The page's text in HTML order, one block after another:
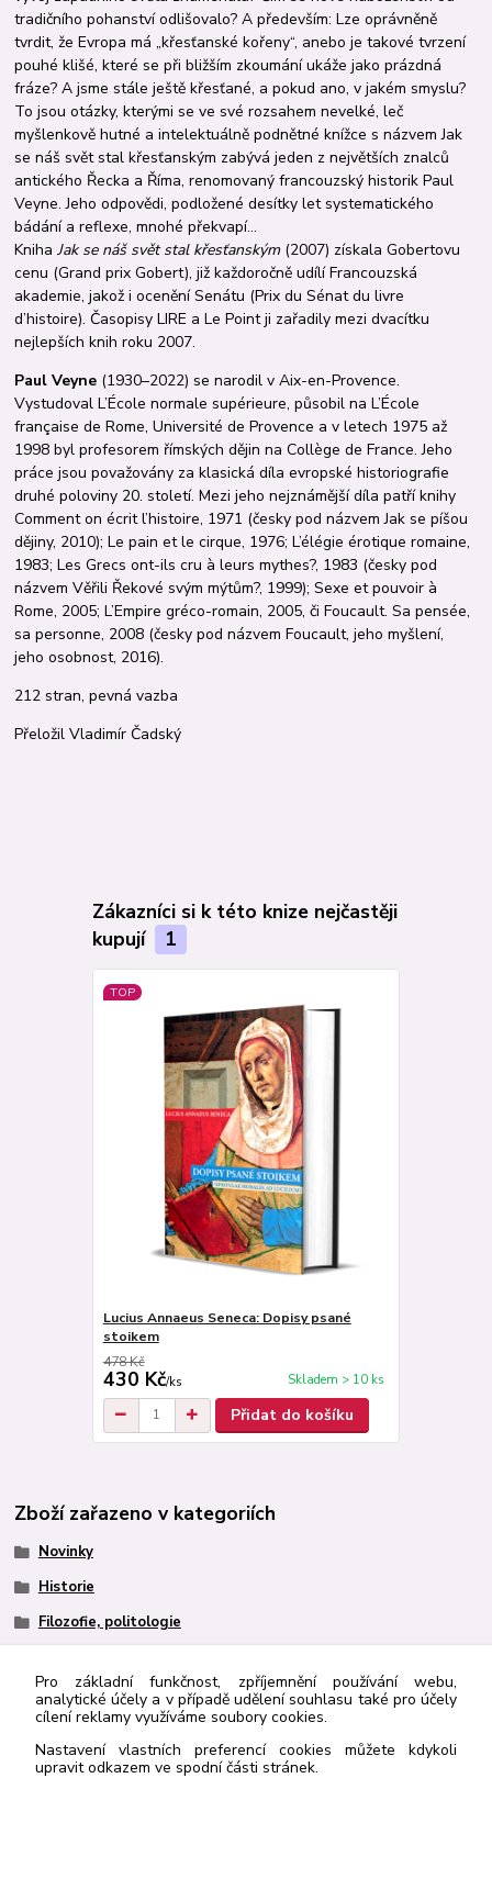
tradičního pohanství odlišovalo? A především: Lze opráv­něně
tvrdit, že Evropa má „křesťanské kořeny“, anebo je takové tvrzení
pou­hé klišé, které se při bližším zkoumání ukáže jako prázdná
fráze? A jsme stále ještě křesťané, a po­kud ano, v jakém smyslu?
To jsou otázky, kterými se ve své rozsahem nevelké, leč
myšlenkově hutné a intelektuálně podnětné knížce s názvem Jak
se náš svět stal křesťanským zabývá jeden z největších znalců
antického Řecka a Říma, renomovaný francouzský historik Paul
Veyne. Jeho odpovědi, podložené desítky let systematického
bádání a reflexe, mnohé překvapí…
KnihaJak se náš svět stal křesťanským(2007) získala Gobertovu
cenu (Grand prix Gobert), již každoročně udílí Francouzská
akademie, jakož i ocenění Senátu (Prix du Sénat du livre
d’histoire). Časopisy LIRE a Le Point ji zařadily mezi dvacítku
nejlepších knih roku 2007.
Paul Veyne (1930–2022) se narodil v Aix-en-Provence.
Vystudoval L’École normale supérieure, působil na L’École
française de Rome, Université de Provence a v letech 1975 až
1998 byl profesorem římských dějin na Collège de France. Jeho
práce jsou považovány za klasická díla evropské historiografie
druhé poloviny 20. století. Mezi jeho nejznámější díla patří knihy
Comment on écrit l’histoire, 1971 (česky pod názvem Jak se píšou
dějiny, 2010); Le pain et le cirque, 1976; L’élégie érotique romaine,
1983; Les Grecs ont-ils cru à leurs mythes?, 1983 (česky pod
názvem Věřili Řekové svým mýtům?, 1999); Sexe et pouvoir à
Rome, 2005; L’Empire gréco-romain, 2005, či Foucault. Sa pensée,
sa personne, 2008 (česky pod názvem Foucault, jeho myšlení,
jeho osobnost, 2016).
212 stran, pevná vazba
Přeložil Vladimír Čadský
Zákazníci si k této knize nejčastěji
kupují
1
TOP
Lucius Annaeus Seneca: Dopisy psané
stoikem
478 Kč
430 Kč/ks Skladem > 10 ks
Přidat do košíku
Zboží zařazeno v kategoriích
Novinky
Historie
Filozofie, politologie
http://navrcholu.cz/Statistika/98205/
Pro základní funkčnost, zpříjemnění používání webu,
analytické účely a v případě udělení souhlasu také pro účely
cílení reklamy využíváme soubory cookies.
Nastavení vlastních preferencí cookies můžete kdykoli
upravit odkazem ve spodní části stránek.